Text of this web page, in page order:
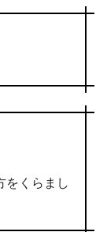
をくらまし